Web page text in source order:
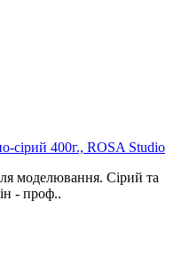
сірий 400г., ROSA Studio
моделювання. Сірий та
- проф..